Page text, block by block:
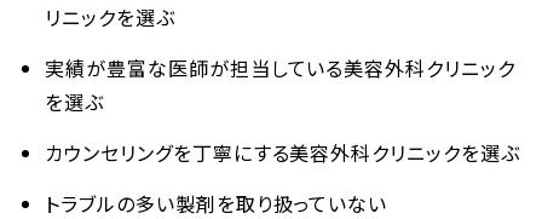
リニックを選ぶ
実績が豊富な医師が担当している美容外科クリニック
を選ぶ
カウンセリングを丁寧にする美容外科クリニックを選ぶ
トラブルの多い製剤を取り扱っていない